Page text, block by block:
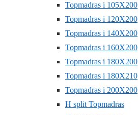
Topmadras i 105X200
Topmadras i 120X200
Topmadras i 140X200
Topmadras i 160X200
Topmadras i 180X200
Topmadras i 180X210
Topmadras i 200X200
H split Topmadras